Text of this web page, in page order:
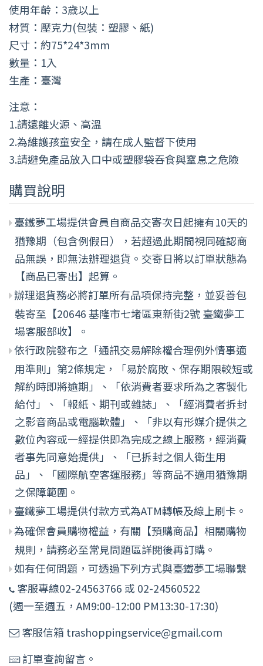
使用年齡：3歲以上
材質：壓克力(包裝：塑膠、紙)
尺寸：約75*24*3mm
數量：1入
生產：臺灣
注意：
1.請遠離火源、高溫
2.為維護孩童安全，請在成人監督下使用
3.請避免產品放入口中或塑膠袋吞食與窒息之危險
購買說明
臺鐵夢工場提供會員自商品交寄次日起擁有10天的
猶豫期（包含例假日），若超過此期間視同確認商
品無誤，即無法辦理退貨。交寄日將以訂單狀態為
【商品已寄出】起算。
辦理退貨務必將訂單所有品項保持完整，並妥善包
裝寄至【20646 基隆市七堵區東新街2號 臺鐵夢工
場客服部收】。
依行政院發布之「通訊交易解除權合理例外情事適
用準則」第2條規定，「易於腐敗、保存期限較短或
解約時即將逾期」、「依消費者要求所為之客製化
給付」、「報紙、期刊或雜誌」、「經消費者拆封
之影音商品或電腦軟體」、「非以有形媒介提供之
數位內容或一經提供即為完成之線上服務，經消費
者事先同意始提供」、「已拆封之個人衛生用
品」、「國際航空客運服務」等商品不適用猶豫期
之保障範圍。
臺鐵夢工場提供付款方式為ATM轉帳及線上刷卡。
為確保會員購物權益，有關【預購商品】相關購物
規則，請務必至常見問題區詳閱後再訂購。
如有任何問題，可透過下列方式與臺鐵夢工場聯繫
客服專線02-24563766 或 02-24560522
(週一至週五，AM9:00-12:00 PM13:30-17:30)
客服信箱 trashoppingservice@gmail.com
訂單查詢留言。